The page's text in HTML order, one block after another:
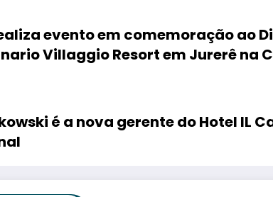
evento em comemoração ao
Villaggio Resort em Jurerê na
é a nova gerente do Hotel IL